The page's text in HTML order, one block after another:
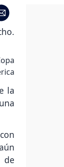
la
de